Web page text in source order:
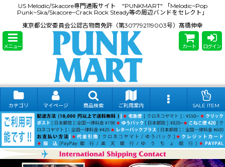
US Melodic/Skacore専門通販サイト "PUNKMART" 「Melodic~Pop
Punk~Ska/Skacore~Crack Rock Steady等の周辺バンドをセレクト」
東京都公安委員会公認古物商免許（第307792119003号）髙橋伸幸
メニュー カート ログイン
カテゴリ マイページ 商品検索 ご利用案内 SALE ITEM